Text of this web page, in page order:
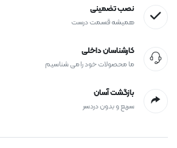
نصب تضمینی
همیشه قسمت درست
کارشناسان داخلی
ما محصولات خود را می شناسیم
بازگشت آسان
سریع و بدون دردسر